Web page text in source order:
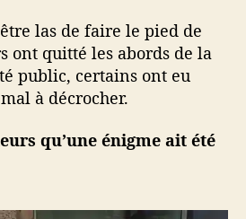
las de faire le pied de
ont quitté les abords de la
public, certains ont eu
à décrocher.
qu’une énigme ait été